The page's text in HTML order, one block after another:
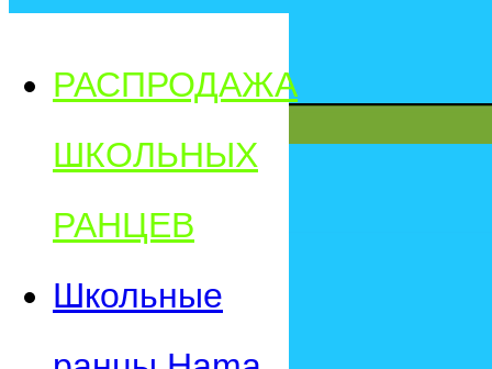
РАСПРОДАЖА
ШКОЛЬНЫХ
РАНЦЕВ
Школьные